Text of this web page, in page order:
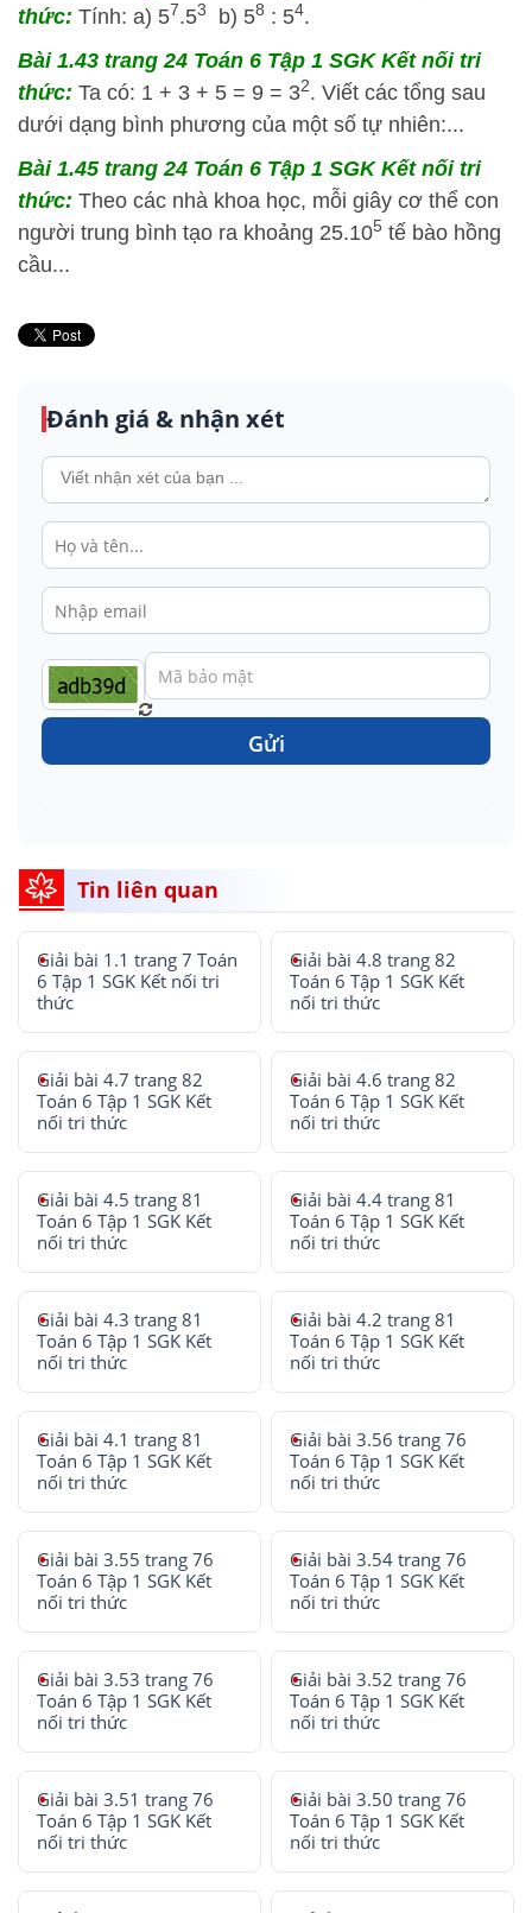
thức: Tính: a) 57.53 b) 58 : 54.
Bài 1.43 trang 24 Toán 6 Tập 1 SGK Kết nối tri
thức: Ta có: 1 + 3 + 5 = 9 = 32. Viết các tổng sau
dưới dạng bình phương của một số tự nhiên:...
Bài 1.45 trang 24 Toán 6 Tập 1 SGK Kết nối tri
thức: Theo các nhà khoa học, mỗi giây cơ thể con
người trung bình tạo ra khoảng 25.105 tế bào hồng
cầu...
Đánh giá & nhận xét
Gửi
Tin liên quan
Giải bài 1.1 trang 7 Toán
6 Tập 1 SGK Kết nối tri
thức
Giải bài 4.8 trang 82
Toán 6 Tập 1 SGK Kết
nối tri thức
Giải bài 4.7 trang 82
Toán 6 Tập 1 SGK Kết
nối tri thức
Giải bài 4.6 trang 82
Toán 6 Tập 1 SGK Kết
nối tri thức
Giải bài 4.5 trang 81
Toán 6 Tập 1 SGK Kết
nối tri thức
Giải bài 4.4 trang 81
Toán 6 Tập 1 SGK Kết
nối tri thức
Giải bài 4.3 trang 81
Toán 6 Tập 1 SGK Kết
nối tri thức
Giải bài 4.2 trang 81
Toán 6 Tập 1 SGK Kết
nối tri thức
Giải bài 4.1 trang 81
Toán 6 Tập 1 SGK Kết
nối tri thức
Giải bài 3.56 trang 76
Toán 6 Tập 1 SGK Kết
nối tri thức
Giải bài 3.55 trang 76
Toán 6 Tập 1 SGK Kết
nối tri thức
Giải bài 3.54 trang 76
Toán 6 Tập 1 SGK Kết
nối tri thức
Giải bài 3.53 trang 76
Toán 6 Tập 1 SGK Kết
nối tri thức
Giải bài 3.52 trang 76
Toán 6 Tập 1 SGK Kết
nối tri thức
Giải bài 3.51 trang 76
Toán 6 Tập 1 SGK Kết
nối tri thức
Giải bài 3.50 trang 76
Toán 6 Tập 1 SGK Kết
nối tri thức